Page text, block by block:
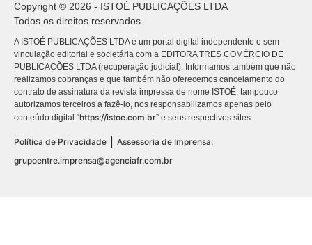
Copyright © 2026 - ISTOÉ PUBLICAÇÕES LTDA
Todos os direitos reservados.
A ISTOÉ PUBLICAÇÕES LTDA é um portal digital independente e sem
vinculação editorial e societária com a EDITORA TRES COMÉRCIO DE
PUBLICACÕES LTDA (recuperação judicial). Informamos também que não
realizamos cobranças e que também não oferecemos cancelamento do
contrato de assinatura da revista impressa de nome ISTOÉ, tampouco
autorizamos terceiros a fazê-lo, nos responsabilizamos apenas pelo
conteúdo digital “https://istoe.com.br” e seus respectivos sites.
Política de Privacidade
Assessoria de Imprensa:
grupoentre.imprensa@agenciafr.com.br